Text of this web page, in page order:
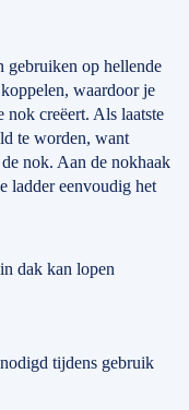
gebruiken op hellende
waardoor je
nok creëert. Als laatste
te worden, want
nok. Aan de nokhaak
ladder eenvoudig het
dak kan lopen
tijdens gebruik